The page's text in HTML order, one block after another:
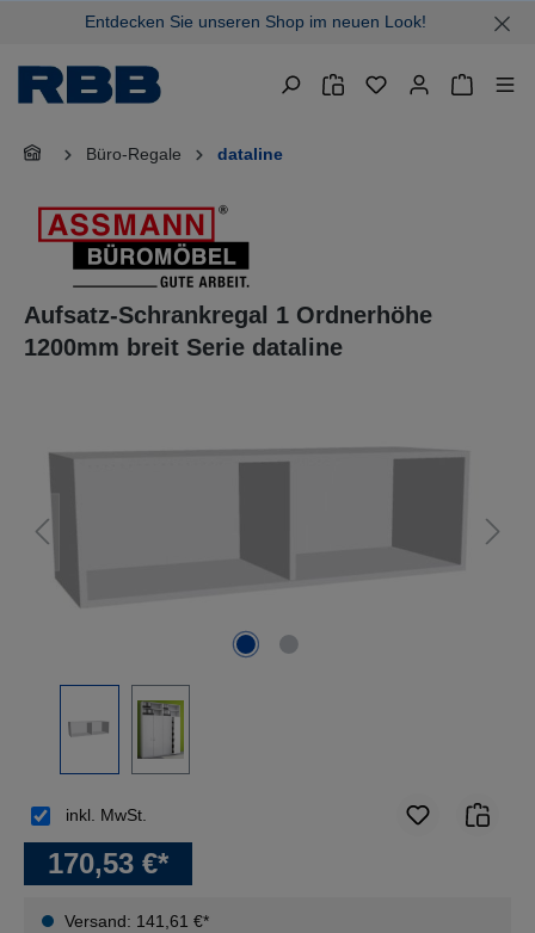
springenEntdecken Sie unseren Shop im neuen Look!
Büro-Regale dataline
Aufsatz-Schrankregal 1 Ordnerhöhe
1200mm breit Serie dataline
170,53 €*
Versand: 141,61 €*
inkl. MwSt.